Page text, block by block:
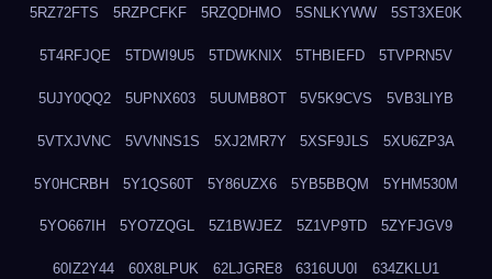
5RZ72FTS 5RZPCFKF 5RZQDHMO 5SNLKYWW 5ST3XE0K
5T4RFJQE 5TDWI9U5 5TDWKNIX 5THBIEFD 5TVPRN5V
5UJY0QQ2 5UPNX603 5UUMB8OT 5V5K9CVS 5VB3LIYB
5VTXJVNC 5VVNNS1S 5XJ2MR7Y 5XSF9JLS 5XU6ZP3A
5Y0HCRBH 5Y1QS60T 5Y86UZX6 5YB5BBQM 5YHM530M
5YO667IH 5YO7ZQGL 5Z1BWJEZ 5Z1VP9TD 5ZYFJGV9
60IZ2Y44 60X8LPUK 62LJGRE8 6316UU0I 634ZKLU1